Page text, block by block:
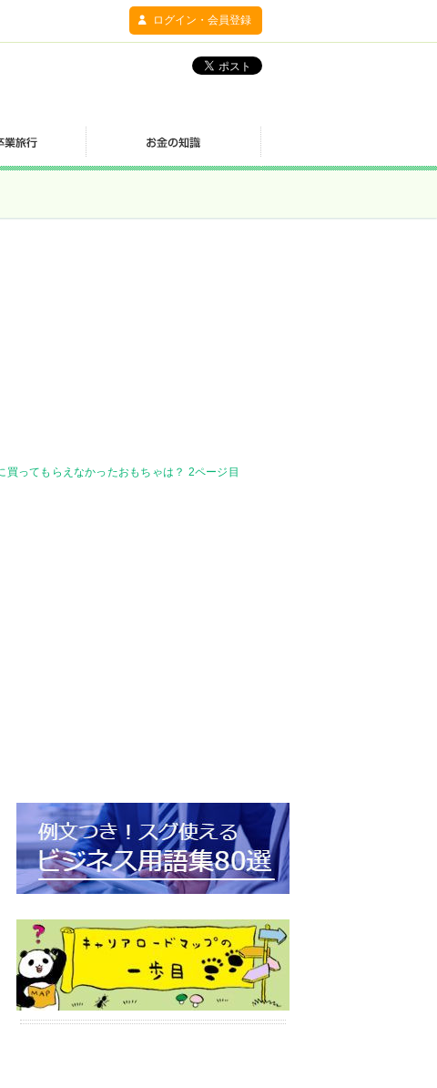
ログイン・会員登録
買ってもらえなかったおもちゃは？ 2ページ目